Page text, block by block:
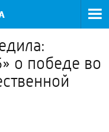
о победе во